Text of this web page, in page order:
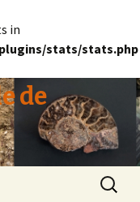
in
stats/stats.php
de